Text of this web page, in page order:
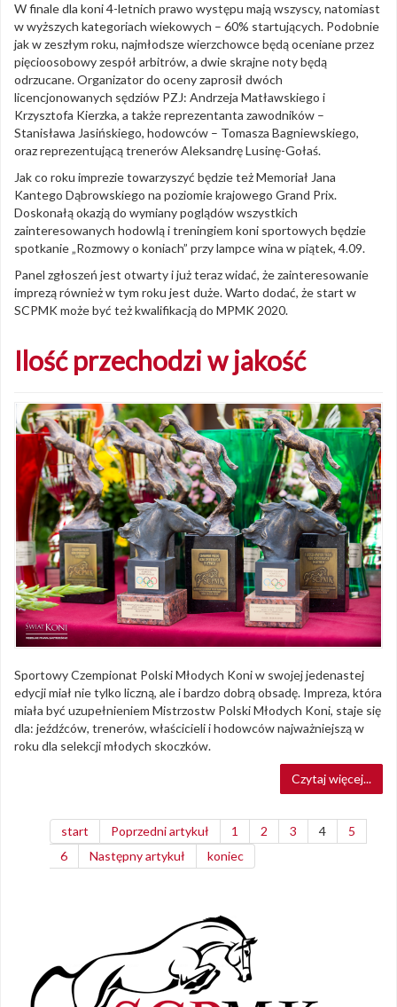
W finale dla koni 4-letnich prawo występu mają wszyscy, natomiast
w wyższych kategoriach wiekowych – 60% startujących. Podobnie
jak w zeszłym roku, najmłodsze wierzchowce będą oceniane przez
pięcioosobowy zespół arbitrów, a dwie skrajne noty będą
odrzucane. Organizator do oceny zaprosił dwóch
licencjonowanych sędziów PZJ: Andrzeja Matławskiego i
Krzysztofa Kierzka, a także reprezentanta zawodników –
Stanisława Jasińskiego, hodowców – Tomasza Bagniewskiego,
oraz reprezentującą trenerów Aleksandrę Lusinę-Gołaś.
Jak co roku imprezie towarzyszyć będzie też Memoriał Jana
Kantego Dąbrowskiego na poziomie krajowego Grand Prix.
Doskonałą okazją do wymiany poglądów wszystkich
zainteresowanych hodowlą i treningiem koni sportowych będzie
spotkanie „Rozmowy o koniach” przy lampce wina w piątek, 4.09.
Panel zgłoszeń jest otwarty i już teraz widać, że zainteresowanie
imprezą również w tym roku jest duże. Warto dodać, że start w
SCPMK może być też kwalifikacją do MPMK 2020.
Ilość przechodzi w jakość
Sportowy Czempionat Polski Młodych Koni w swojej jedenastej
edycji miał nie tylko liczną, ale i bardzo dobrą obsadę. Impreza, która
miała być uzupełnieniem Mistrzostw Polski Młodych Koni, staje się
dla: jeźdźców, trenerów, właścicieli i hodowców najważniejszą w
roku dla selekcji młodych skoczków.
Czytaj więcej...
start Poprzedni artykuł 1 2 3 4
5
6
Następny artykuł koniec